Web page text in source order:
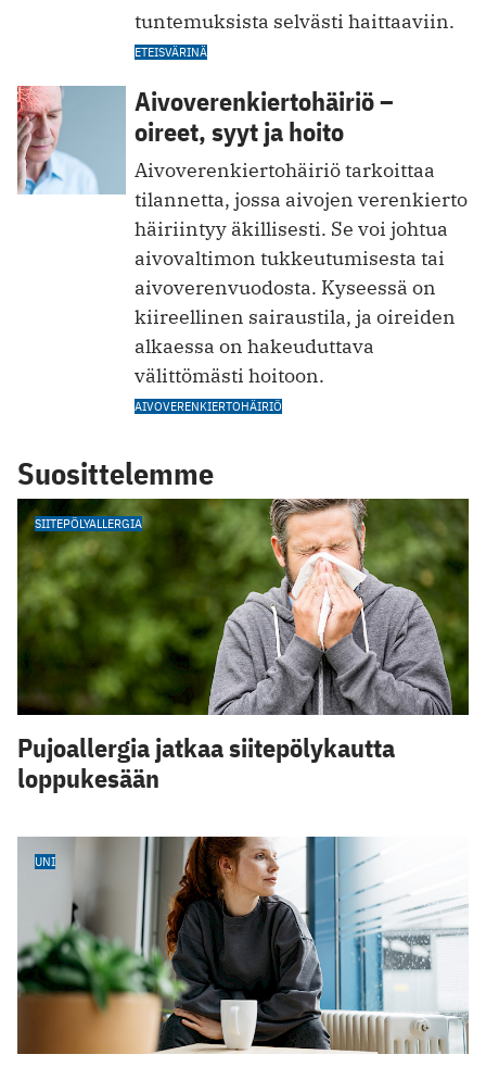
tuntemuksista selvästi haittaaviin.
ETEISVÄRINÄ
Aivoverenkiertohäiriö –
oireet, syyt ja hoito
Aivoverenkiertohäiriö tarkoittaa
tilannetta, jossa aivojen verenkierto
häiriintyy äkillisesti. Se voi johtua
aivovaltimon tukkeutumisesta tai
aivoverenvuodosta. Kyseessä on
kiireellinen sairaustila, ja oireiden
alkaessa on hakeuduttava
välittömästi hoitoon.
AIVOVERENKIERTOHÄIRIÖ
Suosittelemme
SIITEPÖLYALLERGIA
Pujoallergia jatkaa siitepölykautta
loppukesään
UNI